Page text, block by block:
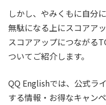
しかし、やみくもに自分
無駄になる上にスコアア
スコアアップにつながる
ついてご紹介します。
QQ Englishでは、公式ラ
する情報・お得なキャン